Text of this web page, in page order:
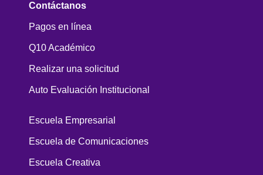
Contáctanos
Pagos en línea
Q10 Académico
Realizar una solicitud
Auto Evaluación Institucional
Escuela Empresarial
Escuela de Comunicaciones
Escuela Creativa